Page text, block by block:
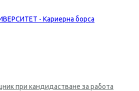
при кандидастване за работа